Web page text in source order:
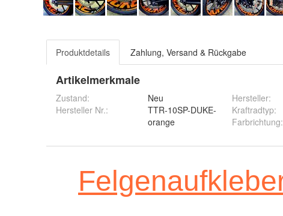
Produktdetails Zahlung, Versand & Rückgabe
Artikelmerkmale
Zustand:
Neu
Hersteller Nr.:
TTR-10SP-DUKE-
orange
Hersteller:
Kraftradtyp:
Farbrichtung: